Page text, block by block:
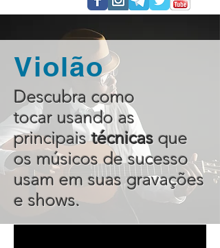
Violão
Descubra como
tocar usando as
principaistécnicas que
os músicos de sucesso
usam em suas gravações
e shows.